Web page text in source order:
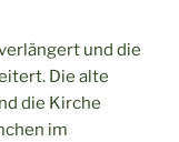
und die
Die alte
die Kirche
im